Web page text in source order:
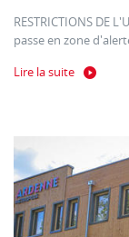
RESTRICTIONS DE
passe en zone
Lire la suite